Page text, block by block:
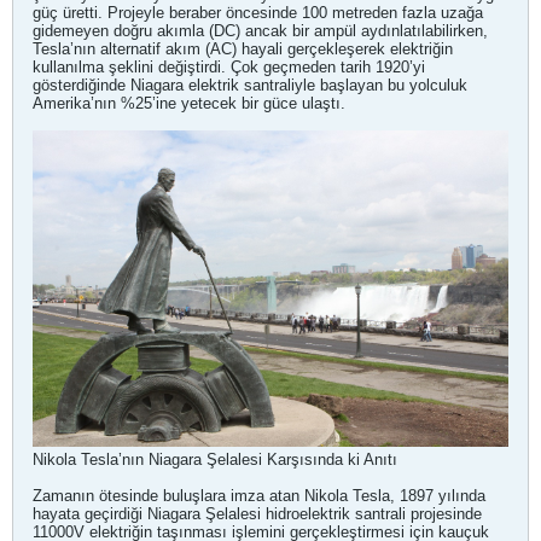
güç üretti. Projeyle beraber öncesinde 100 metreden fazla uzağa
gidemeyen doğru akımla (DC) ancak bir ampül aydınlatılabilirken,
Tesla’nın alternatif akım (AC) hayali gerçekleşerek elektriğin
kullanılma şeklini değiştirdi. Çok geçmeden tarih 1920’yi
gösterdiğinde Niagara elektrik santraliyle başlayan bu yolculuk
Amerika’nın %25’ine yetecek bir güce ulaştı.
Nikola Tesla’nın Niagara Şelalesi Karşısında ki Anıtı
Zamanın ötesinde buluşlara imza atan Nikola Tesla, 1897 yılında
hayata geçirdiği Niagara Şelalesi hidroelektrik santrali projesinde
11000V elektriğin taşınması işlemini gerçekleştirmesi için kauçuk